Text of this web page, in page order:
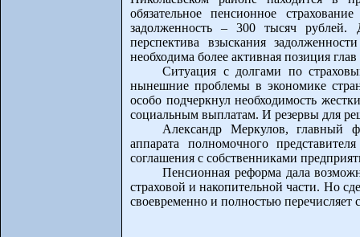
обязательное пенсионное
задолженность – 300 тысяч рублей.
перспектива взыскания
необходима более активная позиция
Ситуация с долгами по
нынешние проблемы в экономике
особо подчеркнул необходимость
социальным выплатам. И резервы для
Александр Меркулов, главный
аппарата полномочного
соглашения с собственниками
Пенсионная реформа дала
страховой и накопительной части. Но
своевременно и полностью